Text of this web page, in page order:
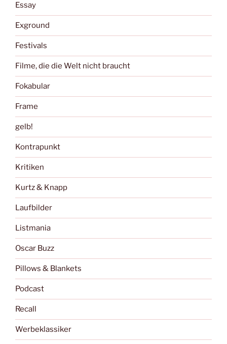
Essay
Exground
Festivals
Filme, die die Welt nicht braucht
Fokabular
Frame
gelb!
Kontrapunkt
Kritiken
Kurtz & Knapp
Laufbilder
Listmania
Oscar Buzz
Pillows & Blankets
Podcast
Recall
Werbeklassiker